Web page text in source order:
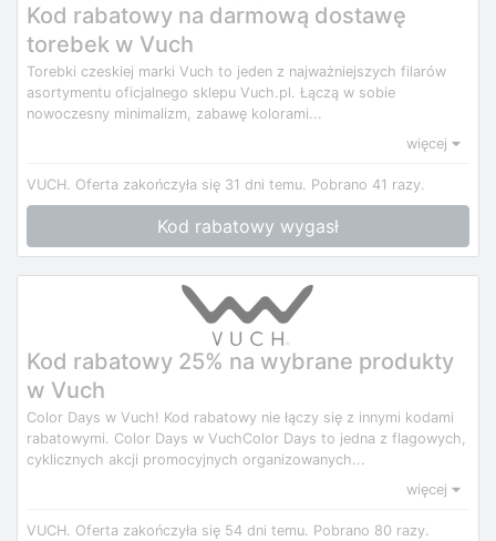
Kod rabatowy na darmową dostawę
torebek w Vuch
Torebki czeskiej marki Vuch to jeden z najważniejszych filarów
asortymentu oficjalnego sklepu Vuch.pl. Łączą w sobie
nowoczesny minimalizm, zabawę kolorami...
więcej
VUCH. Oferta zakończyła się 31 dni temu. Pobrano 41 razy.
Kod rabatowy wygasł
Kod rabatowy 25% na wybrane produkty
w Vuch
Color Days w Vuch! Kod rabatowy nie łączy się z innymi kodami
rabatowymi. Color Days w VuchColor Days to jedna z flagowych,
cyklicznych akcji promocyjnych organizowanych...
więcej
VUCH. Oferta zakończyła się 54 dni temu. Pobrano 80 razy.